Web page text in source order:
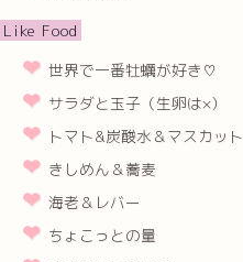
Like Food
世界で一番牡蠣が好き♡
サラダと玉子（生卵は×）
トマト&炭酸水＆マスカット
きしめん＆蕎麦
海老＆レバー
ちょこっとの量